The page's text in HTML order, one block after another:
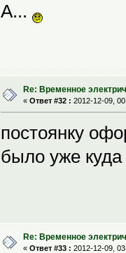
A...
Re: Временное
« Ответ #32 : 2012-12-09,
постоянку
было уже куда
Re: Временное
« Ответ #33 : 2012-12-09,